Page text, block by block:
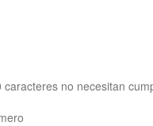
no necesitan